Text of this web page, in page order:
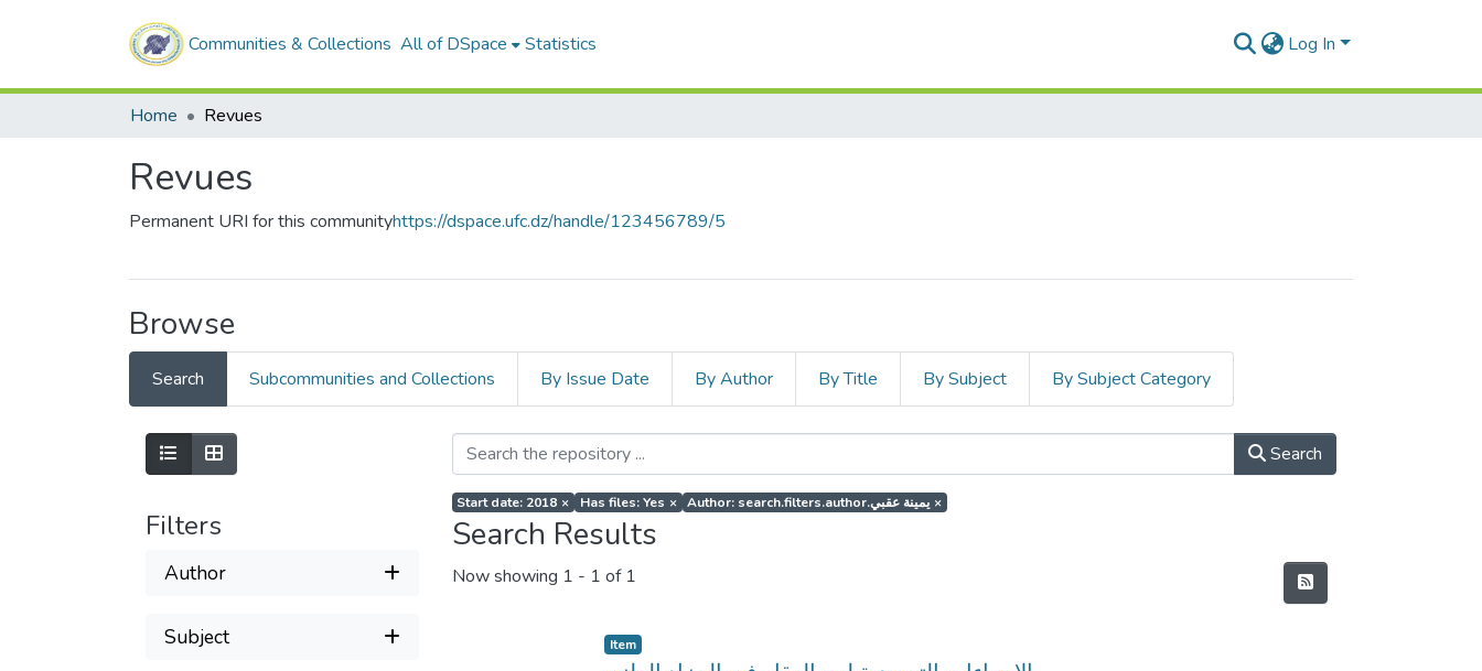
Communities & Collections All of DSpace Statistics Log In
Home Revues
Revues
Permanent URI for this communityhttps://dspace.ufc.dz/handle/123456789/5
Browse
Search Subcommunities and Collections By Issue Date By Author By Title By Subject By Subject Category
Filters
Author
Subject
Search
Start date: 2018 × Has files: Yes × Author: search.filters.author.يمينة عقبي ×
Search Results
Now showing 1 - 1 of 1
Item